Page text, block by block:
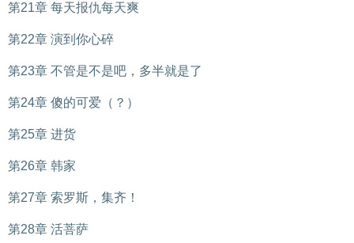
第21章 每天报仇每天爽
第22章 演到你心碎
第23章 不管是不是吧，多半就是了
第24章 傻的可爱（？）
第25章 进货
第26章 韩家
第27章 索罗斯，集齐！
第28章 活菩萨